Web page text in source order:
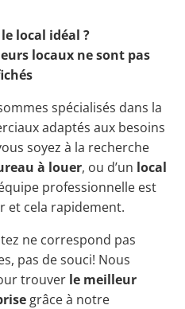
le local idéal ?
locaux ne sont pas
spécialisés dans la
adaptés aux besoins
soyez à la recherche
à louer, ou d’un local
professionnelle est
et cela rapidement.
ne correspond pas
pas de souci! Nous
trouver le meilleur
grâce à notre